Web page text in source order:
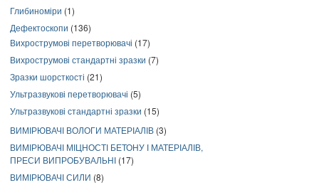
Глибиноміри (1)
Дефектоскопи (136)
Вихрострумові перетворювачі (17)
Вихрострумові стандартні зразки (7)
Зразки шорсткості (21)
Ультразвукові перетворювачі (5)
Ультразвукові стандартні зразки (15)
ВИМІРЮВАЧІ ВОЛОГИ МАТЕРІАЛІВ (3)
ВИМІРЮВАЧІ МІЦНОСТІ БЕТОНУ І МАТЕРІАЛІВ,
ПРЕСИ ВИПРОБУВАЛЬНІ (17)
ВИМІРЮВАЧІ СИЛИ (8)